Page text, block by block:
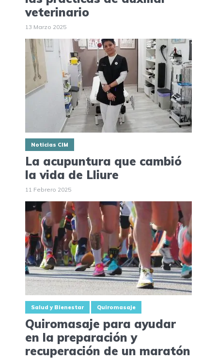
veterinario
13 Marzo 2025
Noticias CIM
La acupuntura que cambió
la vida de Lliure
11 Febrero 2025
Salud y Bienestar Quiromasaje
Quiromasaje para ayudar
en la preparación y
recuperación de un maratón